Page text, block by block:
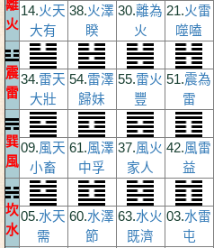
離
火
14.火天
大有
38.火澤
睽
30.離為
火
21.火雷
噬嗑
震
雷
34.雷天
大壯
54.雷澤
歸妹
55.雷火
豐
51.震為
雷
巽
風
09.風天
小畜
61.風澤
中孚
37.風火
家人
42.風雷
益
坎
水
05.水天
需
60.水澤
節
63.水火
既濟
03.水雷
屯